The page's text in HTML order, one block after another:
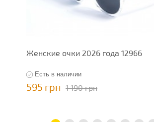
Женские очки 2026 года 12966
Есть в наличии
595 грн 1 190 грн